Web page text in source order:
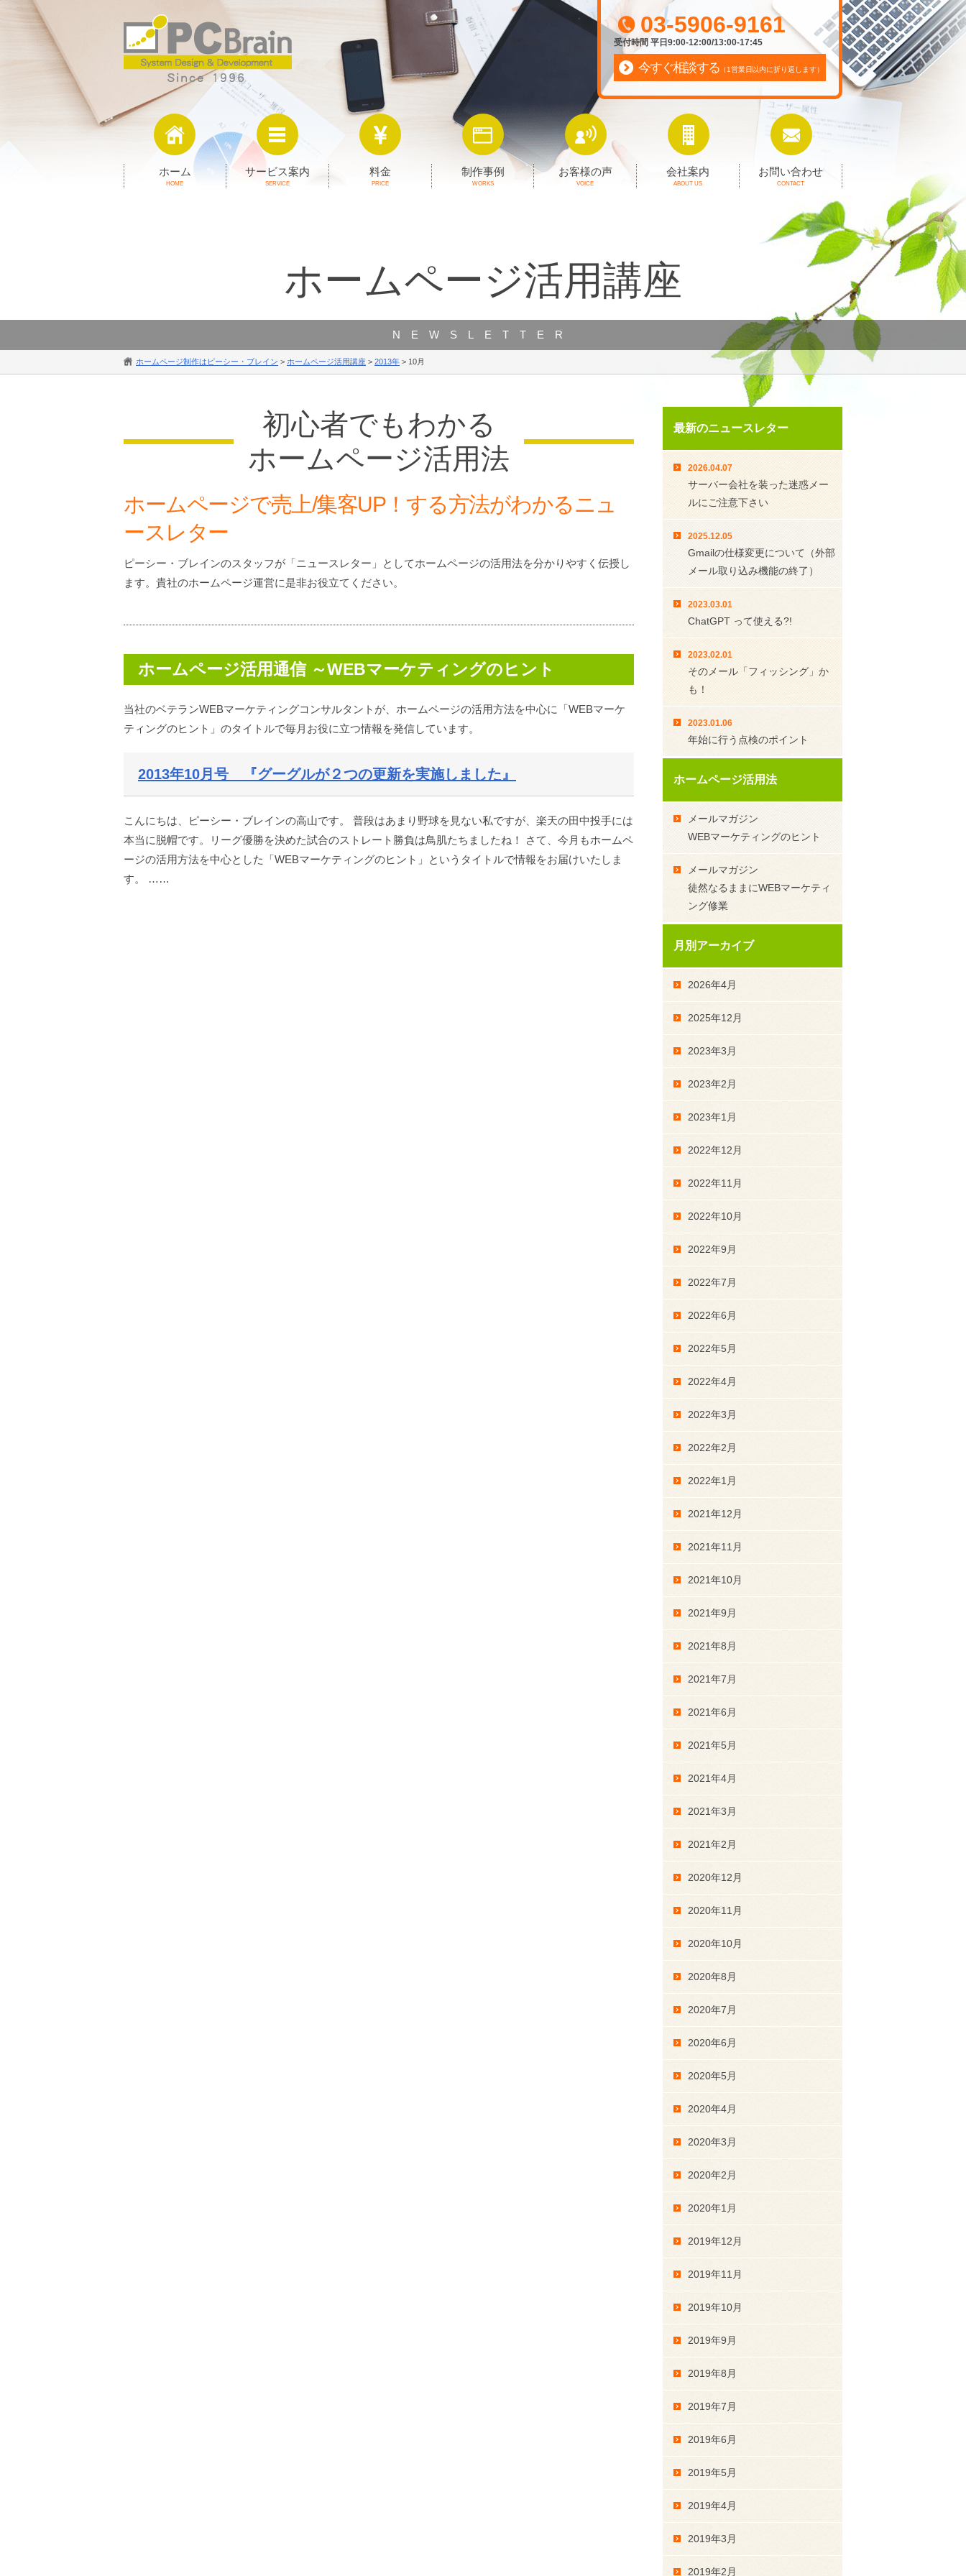
03-5906-9161
受付時間 平日9:00-12:00/13:00-17:45
今すぐ相談する（1営業日以内に折り返します）
ホーム
HOME
サービス案内
SERVICE
料金
PRICE
制作事例
WORKS
お客様の声
VOICE
会社案内
ABOUT US
お問い合わせ
CONTACT
ホームページ活用講座
NEWSLETTER
ホームページ制作はピーシー・ブレイン > ホームページ活用講座 > 2013年 > 10月
初心者でもわかる
ホームページ活用法
ホームページで売上/集客UP！する方法がわかるニュ
ースレター
ピーシー・ブレインのスタッフが「ニュースレター」としてホームページの活用法を分かりやすく伝授し
ます。貴社のホームページ運営に是非お役立てください。
ホームページ活用通信 ～WEBマーケティングのヒント
当社のベテランWEBマーケティングコンサルタントが、ホームページの活用方法を中心に「WEBマーケ
ティングのヒント」のタイトルで毎月お役に立つ情報を発信しています。
2013年10月号 『グーグルが２つの更新を実施しました』
こんにちは、ピーシー・ブレインの高山です。 普段はあまり野球を見ない私ですが、楽天の田中投手には
本当に脱帽です。リーグ優勝を決めた試合のストレート勝負は鳥肌たちましたね！ さて、今月もホームペ
ージの活用方法を中心とした「WEBマーケティングのヒント」というタイトルで情報をお届けいたしま
す。 ……
最新のニュースレター
2026.04.07
サーバー会社を装った迷惑メー
ルにご注意下さい
2025.12.05
Gmailの仕様変更について（外部
メール取り込み機能の終了）
2023.03.01
ChatGPT って使える?!
2023.02.01
そのメール「フィッシング」か
も！
2023.01.06
年始に行う点検のポイント
ホームページ活用法
メールマガジン
WEBマーケティングのヒント
メールマガジン
徒然なるままにWEBマーケティ
ング修業
月別アーカイブ
2026年4月
2025年12月
2023年3月
2023年2月
2023年1月
2022年12月
2022年11月
2022年10月
2022年9月
2022年7月
2022年6月
2022年5月
2022年4月
2022年3月
2022年2月
2022年1月
2021年12月
2021年11月
2021年10月
2021年9月
2021年8月
2021年7月
2021年6月
2021年5月
2021年4月
2021年3月
2021年2月
2020年12月
2020年11月
2020年10月
2020年8月
2020年7月
2020年6月
2020年5月
2020年4月
2020年3月
2020年2月
2020年1月
2019年12月
2019年11月
2019年10月
2019年9月
2019年8月
2019年7月
2019年6月
2019年5月
2019年4月
2019年3月
2019年2月